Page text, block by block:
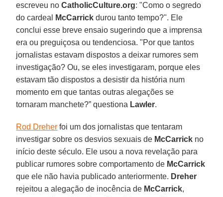
escreveu noCatholicCulture.org: "Como o segredo
do cardeal
McCarrick durou tanto tempo?". Ele
conclui esse breve ensaio sugerindo que a imprensa
era ou preguiçosa ou tendenciosa. "Por que tantos
jornalistas estavam dispostos a deixar rumores sem
investigação? Ou, se eles investigaram, porque eles
estavam tão dispostos a desistir da história num
momento em que tantas outras alegações se
tornaram manchete?” questiona Lawler.
Rod Dreher foi um dos jornalistas que tentaram
investigar sobre os desvios sexuais de McCarrick no
início deste século. Ele usou a nova revelação para
publicar rumores sobre comportamento de McCarrick
que ele não havia publicado anteriormente. Dreher
rejeitou a alegação de inocência de McCarrick,